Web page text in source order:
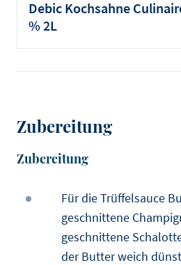
Debic Kochsahne
% 2L
Zubereitung
Zubereitung
Für die Trüffelsauce
geschnittene
geschnittene
der Butter weich